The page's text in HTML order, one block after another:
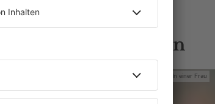
Gästen
Mit den Waffeln einer Frau